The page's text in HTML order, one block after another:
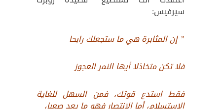
سيرفيس:
” إن المثابرة هي ما ستجعلك رابحا
فلا تكن متخاذلا أيها النمر العجوز
فقط استدع قوتك، فمن السهل للغاية
الاستسلام، أما الانتصار فهو ما يعد صعبا،